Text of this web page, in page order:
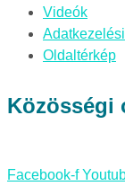
Videók
Oldaltérkép
Közösségi
Facebook-f